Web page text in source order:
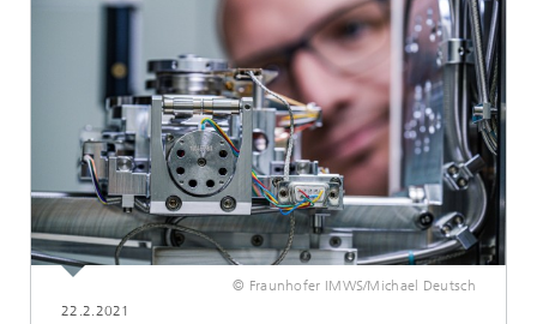
© Fraunhofer IMWS/Michael Deutsch
22.2.2021